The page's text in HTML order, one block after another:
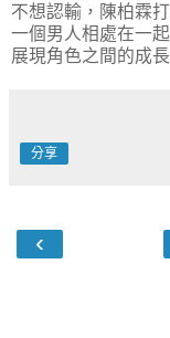
不想認輸，陳柏霖
一個男人相處在一
展現角色之間的成
分享
‹